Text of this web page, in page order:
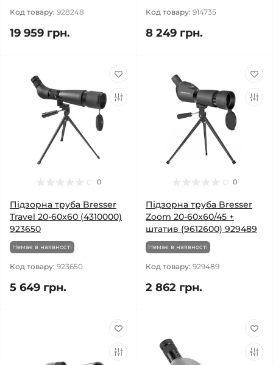
Код товару: 928248
19 959 грн.
Код товару: 914735
8 249 грн.
0
Підзорна труба Bresser
Travel 20-60x60 (4310000)
923650
Немає в наявності
Код товару: 923650
5 649 грн.
0
Підзорна труба Bresser
Zoom 20-60x60/45 +
штатив (9612600) 929489
Немає в наявності
Код товару: 929489
2 862 грн.